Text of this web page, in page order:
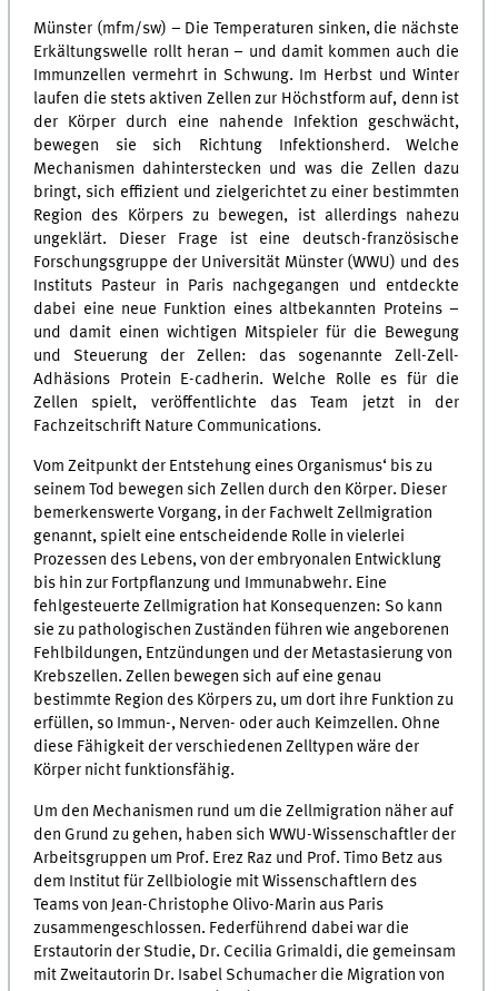
Münster (mfm/sw) – Die Temperaturen sinken, die nächste
Erkältungswelle rollt heran – und damit kommen auch die
Immunzellen vermehrt in Schwung. Im Herbst und Winter
laufen die stets aktiven Zellen zur Höchstform auf, denn ist
der Körper durch eine nahende Infektion geschwächt,
bewegen sie sich Richtung Infektionsherd. Welche
Mechanismen dahinterstecken und was die Zellen dazu
bringt, sich effizient und zielgerichtet zu einer bestimmten
Region des Körpers zu bewegen, ist allerdings nahezu
ungeklärt. Dieser Frage ist eine deutsch-französische
Forschungsgruppe der Universität Münster (WWU) und des
Instituts Pasteur in Paris nachgegangen und entdeckte
dabei eine neue Funktion eines altbekannten Proteins –
und damit einen wichtigen Mitspieler für die Bewegung
und Steuerung der Zellen: das sogenannte Zell-Zell-
Adhäsions Protein E-cadherin. Welche Rolle es für die
Zellen spielt, veröffentlichte das Team jetzt in der
Fachzeitschrift Nature Communications.
Vom Zeitpunkt der Entstehung eines Organismus‘ bis zu
seinem Tod bewegen sich Zellen durch den Körper. Dieser
bemerkenswerte Vorgang, in der Fachwelt Zellmigration
genannt, spielt eine entscheidende Rolle in vielerlei
Prozessen des Lebens, von der embryonalen Entwicklung
bis hin zur Fortpflanzung und Immunabwehr. Eine
fehlgesteuerte Zellmigration hat Konsequenzen: So kann
sie zu pathologischen Zuständen führen wie angeborenen
Fehlbildungen, Entzündungen und der Metastasierung von
Krebszellen. Zellen bewegen sich auf eine genau
bestimmte Region des Körpers zu, um dort ihre Funktion zu
erfüllen, so Immun-, Nerven- oder auch Keimzellen. Ohne
diese Fähigkeit der verschiedenen Zelltypen wäre der
Körper nicht funktionsfähig.
Um den Mechanismen rund um die Zellmigration näher auf
den Grund zu gehen, haben sich WWU-Wissenschaftler der
Arbeitsgruppen um Prof. Erez Raz und Prof. Timo Betz aus
dem Institut für Zellbiologie mit Wissenschaftlern des
Teams von Jean-Christophe Olivo-Marin aus Paris
zusammengeschlossen. Federführend dabei war die
Erstautorin der Studie, Dr. Cecilia Grimaldi, die gemeinsam
mit Zweitautorin Dr. Isabel Schumacher die Migration von